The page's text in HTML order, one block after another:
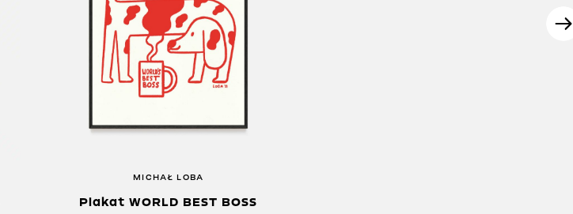
MICHAŁ LOBA
Plakat WORLD BEST BOSS